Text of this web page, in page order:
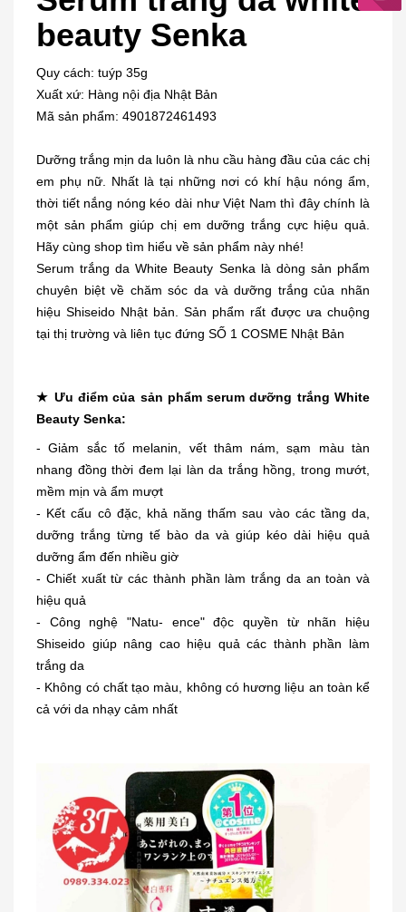
beauty Senka
Quy cách: tuýp 35g
Xuất xứ: Hàng nội địa Nhật Bản
Mã sản phẩm: 4901872461493
Dưỡng trắng mịn da luôn là nhu cầu hàng đầu của các chị
em phụ nữ. Nhất là tại những nơi có khí hậu nóng ẩm,
thời tiết nắng nóng kéo dài như Việt Nam thì đây chính là
một sản phẩm giúp chị em dưỡng trắng cực hiệu quả.
Hãy cùng shop tìm hiểu về sản phẩm này nhé!
Serum trắng da White Beauty Senka là dòng sản phẩm
chuyên biệt về chăm sóc da và dưỡng trắng của nhãn
hiệu Shiseido Nhật bản. Sản phẩm rất được ưa chuộng
tại thị trường và liên tục đứng SỐ 1 COSME Nhật Bản
★ Ưu điểm của sản phẩm serum dưỡng trắng White
Beauty Senka:
- Giảm sắc tố melanin, vết thâm nám, sạm màu tàn
nhang đồng thời đem lại làn da trắng hồng, trong mướt,
mềm mịn và ẩm mượt
- Kết cấu cô đặc, khả năng thấm sau vào các tầng da,
dưỡng trắng từng tế bào da và giúp kéo dài hiệu quả
dưỡng ẩm đến nhiều giờ
- Chiết xuất từ các thành phần làm trắng da an toàn và
hiệu quả
- Công nghệ "Natu- ence" độc quyền từ nhãn hiệu
Shiseido giúp nâng cao hiệu quả các thành phần làm
trắng da
- Không có chất tạo màu, không có hương liệu an toàn kể
cả với da nhạy cảm nhất